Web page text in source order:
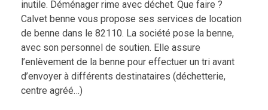
inutile. Déménager rime avec déchet. Que faire ?
Calvet benne vous propose ses services de location
de benne dans le 82110. La société pose la benne,
avec son personnel de soutien. Elle assure
l’enlèvement de la benne pour effectuer un tri avant
d’envoyer à différents destinataires (déchetterie,
centre agréé…)